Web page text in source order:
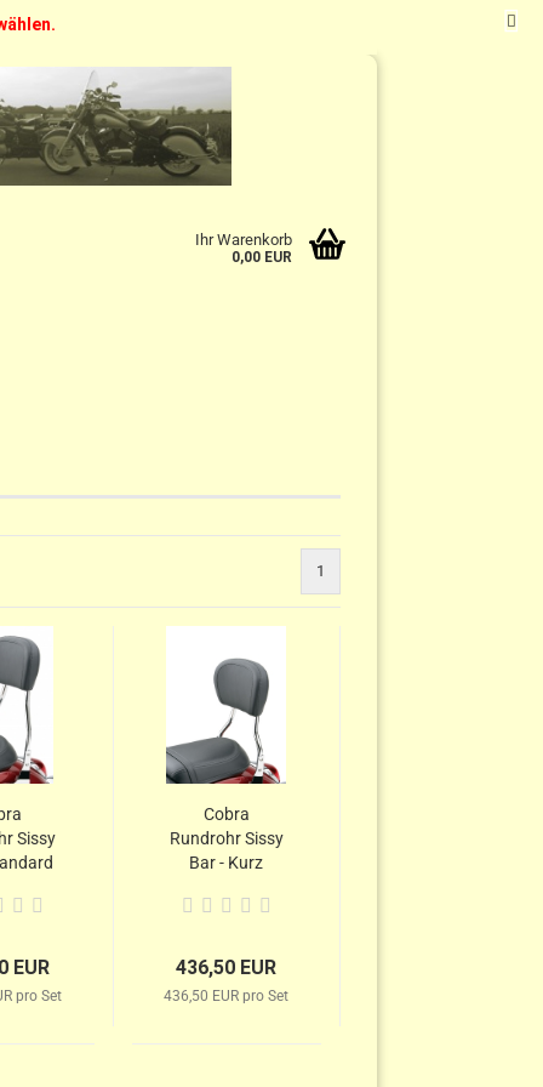
Ihr Warenkorb
0,00 EUR
1
Sissy
EUR
pro Set
Cobra
Rundrohr Sissy
Bar - Kurz
436,50 EUR
436,50 EUR pro Set